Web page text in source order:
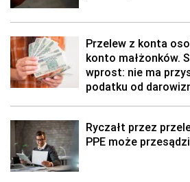
Przelew z konta
konto małżonków.
wprost: nie ma
podatku od
Ryczałt przez
PPE może